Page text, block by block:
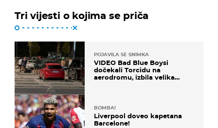
Tri vijesti o kojima se priča
POJAVILA SE SNIMKA
VIDEO Bad Blue Boysi
dočekali Torcidu na
aerodromu, izbila velika
BOMBA!
Liverpool doveo kapetana
Barcelone!